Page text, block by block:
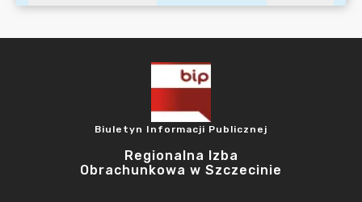
Biuletyn Informacji Publicznej
Regionalna Izba
Obrachunkowa w Szczecinie